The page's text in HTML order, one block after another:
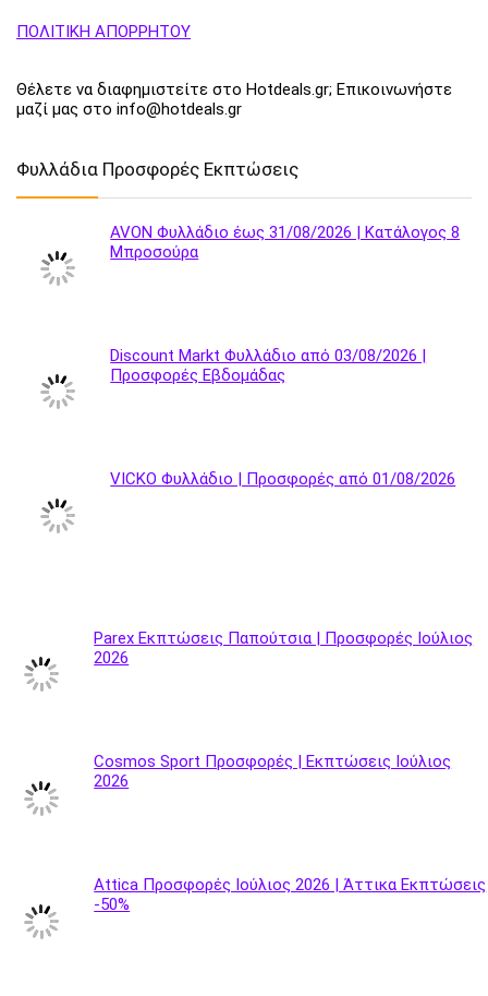
ΠΟΛΙΤΙΚΗ ΑΠΟΡΡΗΤΟΥ
Θέλετε να διαφημιστείτε στο Hotdeals.gr; Επικοινωνήστε
μαζί μας στο info@hotdeals.gr
Φυλλάδια Προσφορές Εκπτώσεις
AVON Φυλλάδιο έως 31/08/2026 | Κατάλογος 8
Μπροσούρα
Discount Markt Φυλλάδιο από 03/08/2026 |
Προσφορές Εβδομάδας
VICKO Φυλλάδιο | Προσφορές από 01/08/2026
Parex Εκπτώσεις Παπούτσια | Προσφορές Ιούλιος
2026
Cosmos Sport Προσφορές | Εκπτώσεις Ιούλιος
2026
Attica Προσφορές Ιούλιος 2026 | Άττικα Εκπτώσεις
-50%